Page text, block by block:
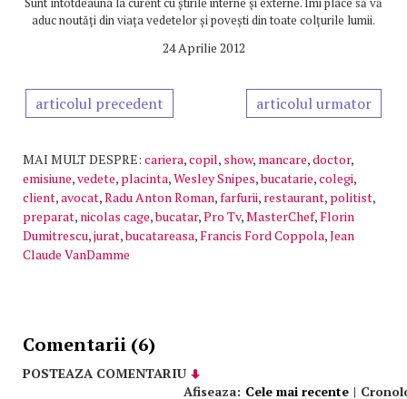
aduc noutăți din viața vedetelor și povești din toate colțurile lumii.
24 Aprilie 2012
articolul precedent articolul urmator
MAI MULT DESPRE: cariera,copil, show, mancare,doctor,
emisiune,vedete, placinta,Wesley Snipes,bucatarie,colegi,
client,avocat,Radu Anton Roman,farfurii, restaurant, politist,
preparat, nicolas cage,bucatar,Pro Tv,MasterChef,Florin
Dumitrescu,jurat,bucatareasa,Francis Ford Coppola,Jean
Claude VanDamme
Comentarii (6)
POSTEAZA COMENTARIU
Afiseaza: Cele mai recente |